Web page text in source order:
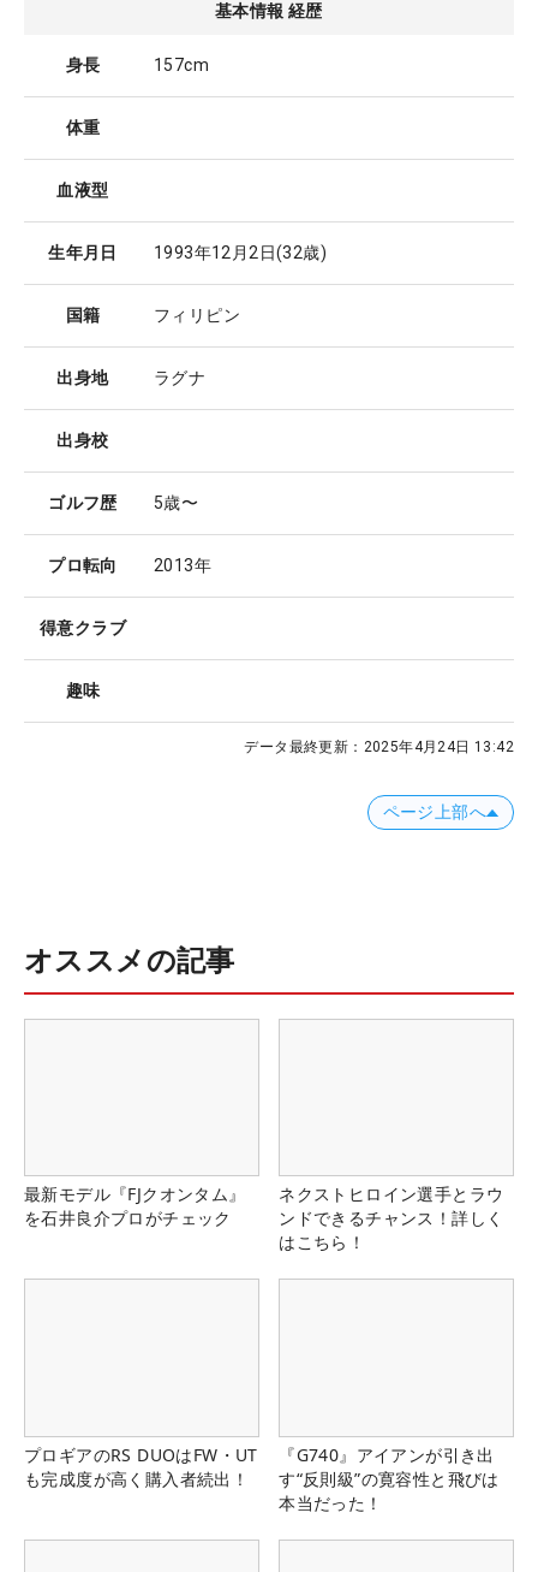
基本情報 経歴
身長 157cm
体重
血液型
生年月日 1993年12月2日(32歳)
国籍 フィリピン
出身地 ラグナ
出身校
ゴルフ歴 5歳〜
プロ転向 2013年
得意クラブ
趣味
データ最終更新： 2025年4月24日 13:42
ページ上部へ
オススメの記事
最新モデル『FJクオンタム』
を石井良介プロがチェック
ネクストヒロイン選手とラウ
ンドできるチャンス！詳しく
はこちら！
プロギアのRS DUOはFW・UT
も完成度が高く購入者続出！
『G740』アイアンが引き出
す“反則級”の寛容性と飛びは
本当だった！